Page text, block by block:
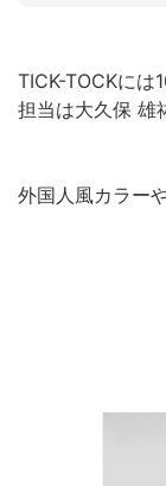
TICK-TOCKには
担当は大久保 雄
外国人風カラー